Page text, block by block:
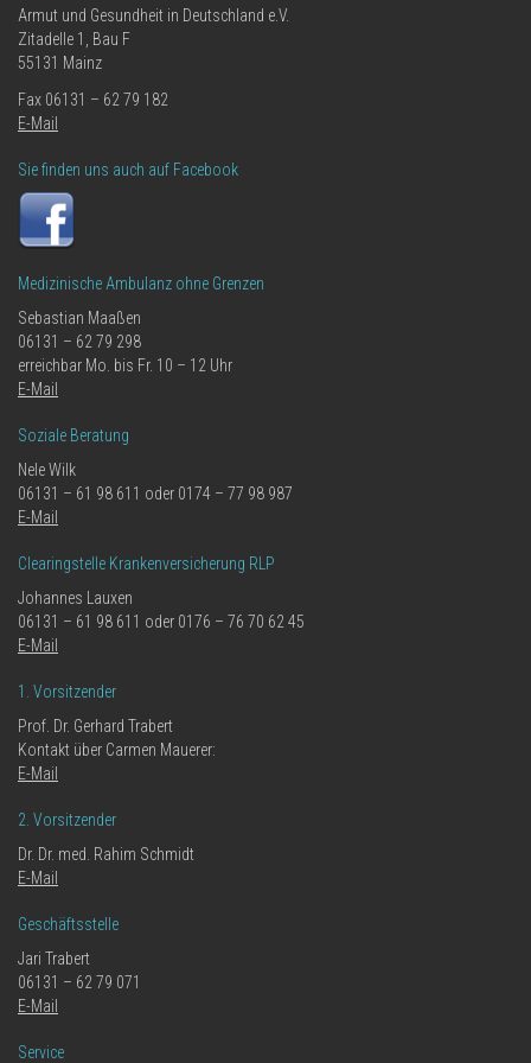
Armut und Gesundheit in Deutschland e.V.
Zitadelle 1, Bau F
55131 Mainz
Fax 06131 – 62 79 182
E-Mail
Sie finden uns auch auf Facebook
Medizinische Ambulanz ohne Grenzen
Sebastian Maaßen
06131 – 62 79 298
erreichbar Mo. bis Fr. 10 – 12 Uhr
E-Mail
Soziale Beratung
Nele Wilk
06131 – 61 98 611 oder 0174 – 77 98 987
E-Mail
Clearingstelle Krankenversicherung RLP
Johannes Lauxen
06131 – 61 98 611 oder 0176 – 76 70 62 45
E-Mail
1. Vorsitzender
Prof. Dr. Gerhard Trabert
Kontakt über Carmen Mauerer:
E-Mail
2. Vorsitzender
Dr. Dr. med. Rahim Schmidt
E-Mail
Geschäftsstelle
Jari Trabert
06131 – 62 79 071
E-Mail
Service